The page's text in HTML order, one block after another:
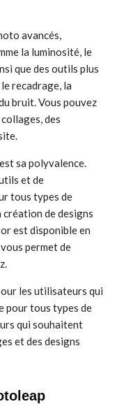
avancés,
la luminosité, le
que des outils plus
recadrage, la
bruit. Vous pouvez
des
sa polyvalence.
et de
tous types de
de designs
est disponible en
permet de
les utilisateurs qui
pour tous types de
qui souhaitent
et des designs